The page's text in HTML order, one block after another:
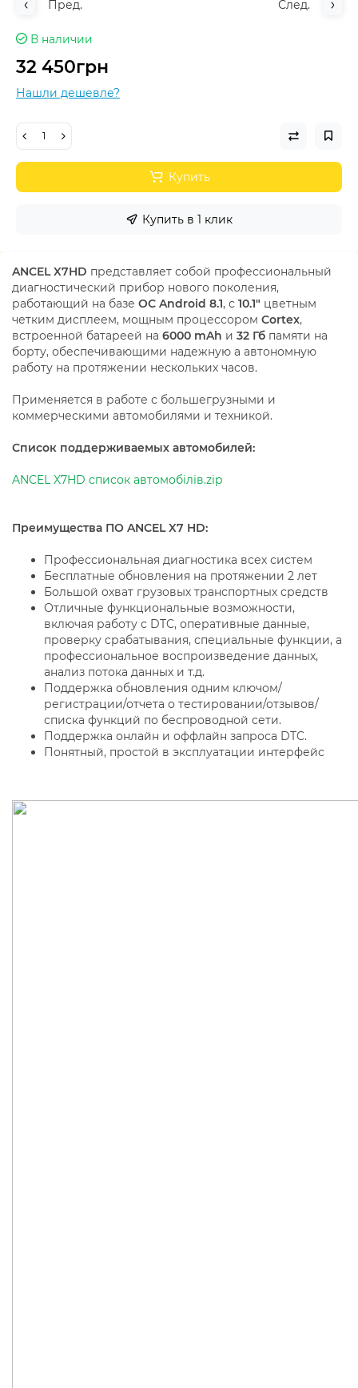
Пред. След.
В наличии
32 450грн
Нашли дешевле?
Купить
Купить в 1 клик
ANCEL X7HD представляет собой профессиональный
диагностический прибор нового поколения,
работающий на базе ОС Android 8.1, с 10.1" цветным
четким дисплеем, мощным процессором Cortex,
встроенной батареей на 6000 mAh и 32 Гб памяти на
борту, обеспечивающими надежную а автономную
работу на протяжении нескольких часов.
Применяется в работе с большегрузными и
коммерческими автомобилями и техникой.
Список поддерживаемых автомобилей:
ANCEL X7HD список автомобілів.zip
Преимущества ПО ANCEL X7 HD:
Профессиональная диагностика всех систем
Бесплатные обновления на протяжении 2 лет
Большой охват грузовых транспортных средств
Отличные функциональные возможности,
включая работу с DTC, оперативные данные,
проверку срабатывания, специальные функции, а
профессиональное воспроизведение данных,
анализ потока данных и т.д.
Поддержка обновления одним ключом/
регистрации/отчета о тестировании/отзывов/
списка функций по беспроводной сети.
Поддержка онлайн и оффлайн запроса DTC.
Понятный, простой в эксплуатации интерфейс